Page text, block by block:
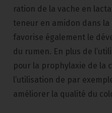
ration de la vache en
teneur en amidon dans
favorise également le
du rumen. En plus de
pour la prophylaxie de la
l’utilisation de par
améliorer la qualité du